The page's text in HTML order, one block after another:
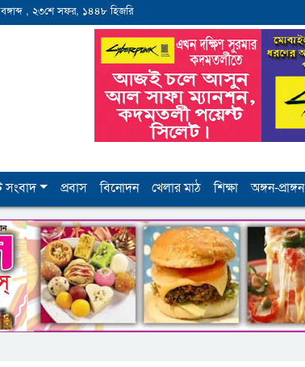
, ২৩শে সফর, ১৪৪৮ হিজরি
সংবাদ প্রবাস বিনোদন খেলার মাঠ শিক্ষা অঙ্গন-প্রাঙ্গন